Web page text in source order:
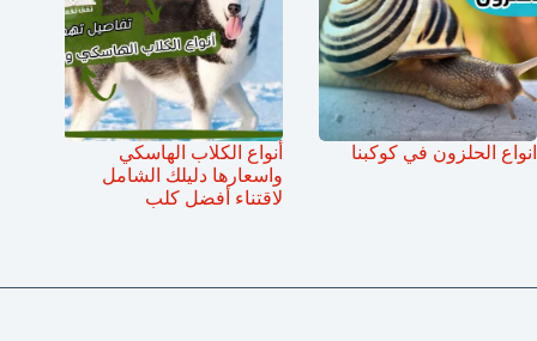
انواع الحلزون في كوكبنا
أنواع الكلاب الهاسكي
واسعارها دليلك الشامل
لاقتناء أفضل كلب